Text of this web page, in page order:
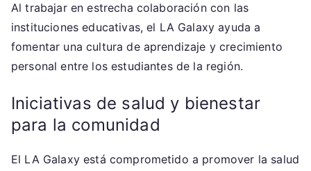
Al trabajar en estrecha colaboración con las
instituciones educativas, el LA Galaxy ayuda a
fomentar una cultura de aprendizaje y crecimiento
personal entre los estudiantes de la región.
Iniciativas de salud y bienestar
para la comunidad
El LA Galaxy está comprometido a promover la salud